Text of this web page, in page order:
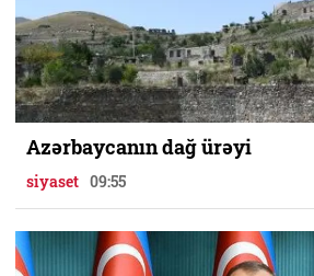
Azərbaycanın dağ ürəyi
siyaset 09:55